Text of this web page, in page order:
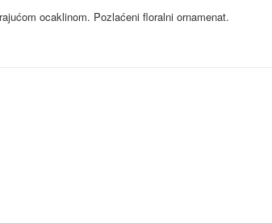
ocaklinom. Pozlaćeni floralni ornamenat.